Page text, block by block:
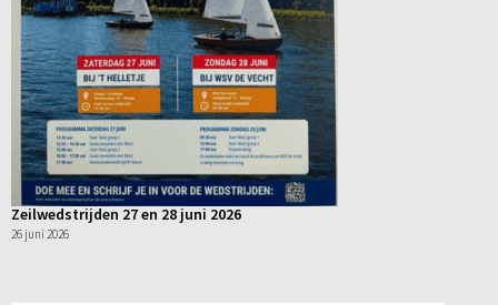
Zeilwedstrijden 27 en 28 juni 2026
26 juni 2026